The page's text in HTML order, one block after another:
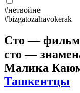
#нетвойне
#bizgatozahavokerak
Сто —
сто —
Малика
Ташкентцы